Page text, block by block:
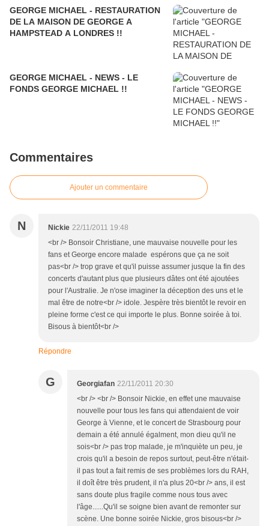
GEORGE MICHAEL - RESTAURATION
DE LA MAISON DE GEORGE A
HAMPSTEAD A LONDRES !!
GEORGE MICHAEL - NEWS - LE
FONDS GEORGE MICHAEL !!
Commentaires
Ajouter un commentaire
N Nickie 22/11/2011 19:48
<br /> Bonsoir Christiane, une mauvaise nouvelle pour les
fans et George encore malade espérons que ça ne soit
pas<br /> trop grave et qu'il puisse assumer jusque la fin des
concerts d'autant plus que plusieurs dâtes ont été ajoutées
pour l'Australie. Je n'ose imaginer la déception des uns et le
mal être de notre<br /> idole. Jespère très bientôt le revoir en
pleine forme c'est ce qui importe le plus. Bonne soirée à toi.
Bisous à bientôt<br />
Répondre
G Georgiafan 22/11/2011 20:30
<br /> <br /> Bonsoir Nickie, en effet une mauvaise
nouvelle pour tous les fans qui attendaient de voir
George à Vienne, et le concert de Strasbourg pour
demain a été annulé égalment, mon dieu qu'il ne
sois<br /> pas trop malade, je m'inquiète un peu, je
crois qu'il a besoin de repos surtout, peut-être n'était-
il pas tout a fait remis de ses problèmes lors du RAH,
il doît être très prudent, il n'a plus 20<br /> ans, il est
sans doute plus fragile comme nous tous avec
l'âge......Qu'il se soigne bien avant de remonter sur
scène. Une bonne soirée Nickie, gros bisous<br />